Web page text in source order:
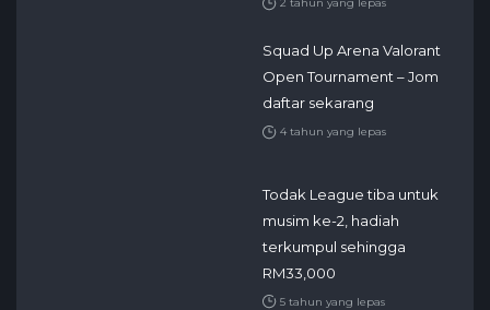
Squad Up Arena Valorant
Open Tournament – Jom
daftar sekarang
4 tahun yang lepas
Todak League tiba untuk
musim ke-2, hadiah
terkumpul sehingga
RM33,000
5 tahun yang lepas